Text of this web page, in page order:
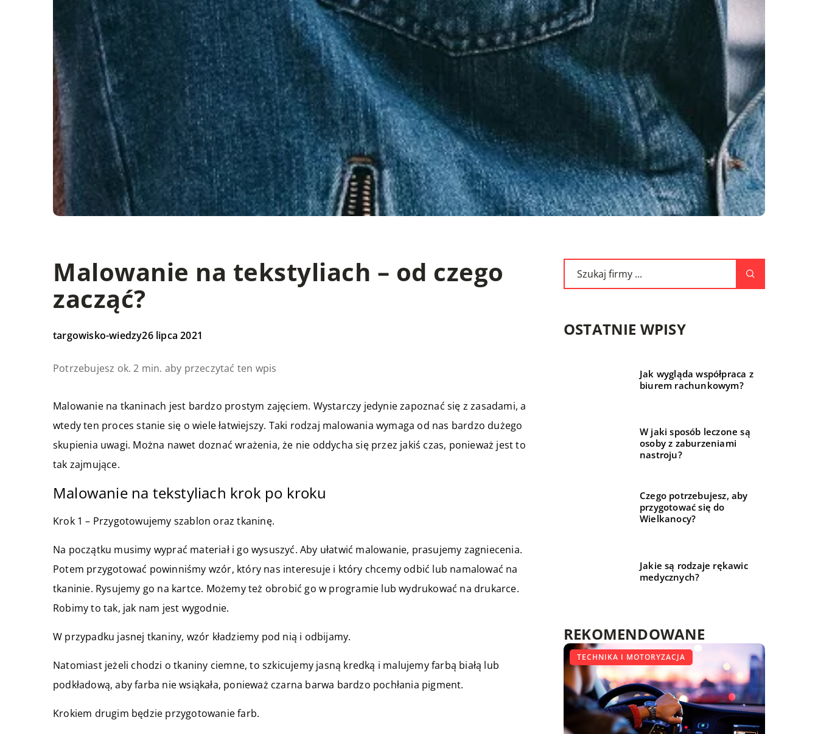
Malowanie na tekstyliach – od czego
zacząć?
targowisko-wiedzy26 lipca 2021
Potrzebujesz ok. 2 min. aby przeczytać ten wpis
Malowanie na tkaninach jest bardzo prostym zajęciem. Wystarczy jedynie zapoznać się z zasadami, a
wtedy ten proces stanie się o wiele łatwiejszy. Taki rodzaj malowania wymaga od nas bardzo dużego
skupienia uwagi. Można nawet doznać wrażenia, że nie oddycha się przez jakiś czas, ponieważ jest to
tak zajmujące.
Malowanie na tekstyliach krok po kroku
Krok 1 – Przygotowujemy szablon oraz tkaninę.
Na początku musimy wyprać materiał i go wysuszyć. Aby ułatwić malowanie, prasujemy zagniecenia.
Potem przygotować powinniśmy wzór, który nas interesuje i który chcemy odbić lub namalować na
tkaninie. Rysujemy go na kartce. Możemy też obrobić go w programie lub wydrukować na drukarce.
Robimy to tak, jak nam jest wygodnie.
W przypadku jasnej tkaniny, wzór kładziemy pod nią i odbijamy.
Natomiast jeżeli chodzi o tkaniny ciemne, to szkicujemy jasną kredką i malujemy farbą białą lub
podkładową, aby farba nie wsiąkała, ponieważ czarna barwa bardzo pochłania pigment.
Krokiem drugim będzie przygotowanie farb.
OSTATNIE WPISY
Jak wygląda współpraca z
biurem rachunkowym?
W jaki sposób leczone są
osoby z zaburzeniami
nastroju?
Czego potrzebujesz, aby
przygotować się do
Wielkanocy?
Jakie są rodzaje rękawic
medycznych?
REKOMENDOWANE
FORMA I ZDROWIE
TECHNIKA I MOTORYZACJA
LIFE & STYLE